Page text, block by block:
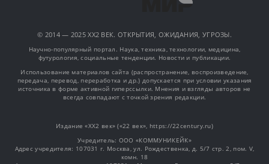
© 2014 — 2025 XX2 ВЕК. ОТКРЫТИЯ, ОЖИДАНИЯ, УГРОЗЫ.
Научно-популярный портал. Наука, техника, технологии, медицина,
футурология, социальные тенденции. Новости и публикации.
Использование материалов сайта (распространение, воспроизведение,
передача, перевод, переработка и др.) допускается при условии указания
источника в форме активной гиперссылки. Мнения и взгляды авторов не
всегда совпадают с точкой зрения редакции.
Издание «XX2 век» («22 век», https://22century.ru)
Учредитель: OOO «КОММУНИКЕЙК»
Адрес учредителя: 107031 г. Москва, ул. Рождественка, д. 5/7 стр. 2, пом. V,
комн. 18